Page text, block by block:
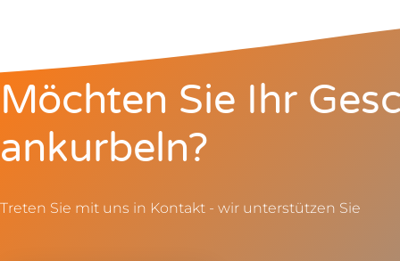
Möchten Sie Ihr
ankurbeln?
Treten Sie mit uns in Kontakt - wir unterstützen Sie